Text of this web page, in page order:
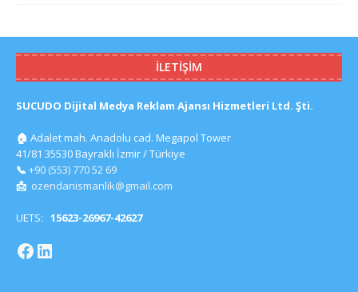
İLETIŞIM
SUCUDO Dijital Medya Reklam Ajansı Hizmetleri Ltd. Şti.
🏠 Adalet mah. Anadolu cad. Megapol Tower
41/81 35530 Bayraklı İzmir / Türkiye
📞 +90 (553) 770 52 69
📩 ozendanismanlik@gmail.com
UETS: 15623-26967-42627